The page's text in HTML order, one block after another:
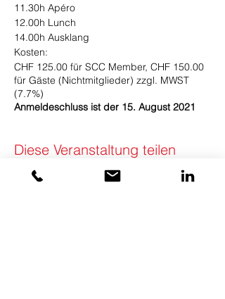
11.30h Apéro
12.00h Lunch
14.00h Ausklang
Kosten:
CHF 125.00 für SCC Member, CHF 150.00
für Gäste (Nichtmitglieder) zzgl. MWST
(7.7%)
Anmeldeschluss ist der 15. August 2021
Diese Veranstaltung teilen